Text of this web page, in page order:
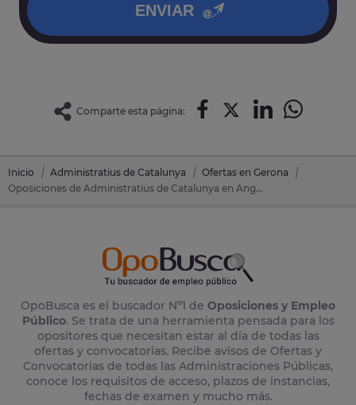
ENVIAR
Comparte esta página:
Inicio Administratius de Catalunya
Ofertas en Gerona
Oposiciones de Administratius de Catalunya en Angles (Gerona)
OpoBusca es el buscador Nº1 de Oposiciones y Empleo
Público. Se trata de una herramienta pensada para los
opositores que necesitan estar al día de todas las
ofertas y convocatorias. Recibe avisos de Ofertas y
Convocatorias de todas las Administraciones Públicas,
conoce los requisitos de acceso, plazos de instancias,
fechas de examen y mucho más.